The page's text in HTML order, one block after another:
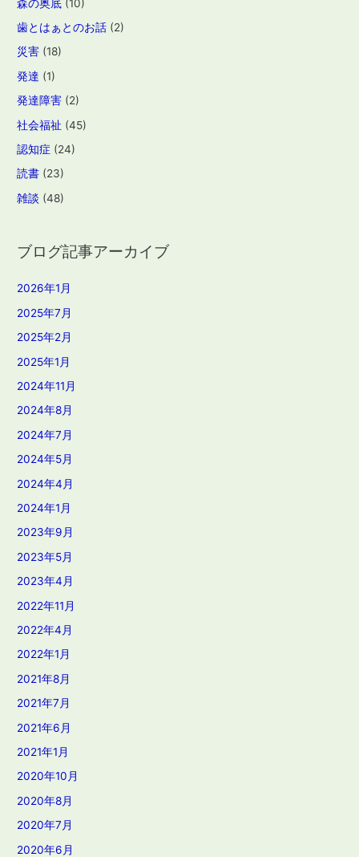
森の奥底 (10)
歯とはぁとのお話 (2)
災害 (18)
発達 (1)
発達障害 (2)
社会福祉 (45)
認知症 (24)
読書 (23)
雑談 (48)
ブログ記事アーカイブ
2026年1月
2025年7月
2025年2月
2025年1月
2024年11月
2024年8月
2024年7月
2024年5月
2024年4月
2024年1月
2023年9月
2023年5月
2023年4月
2022年11月
2022年4月
2022年1月
2021年8月
2021年7月
2021年6月
2021年1月
2020年10月
2020年8月
2020年7月
2020年6月